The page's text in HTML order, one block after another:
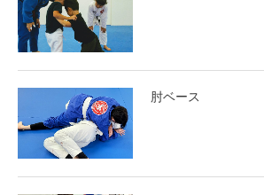
肘ベース